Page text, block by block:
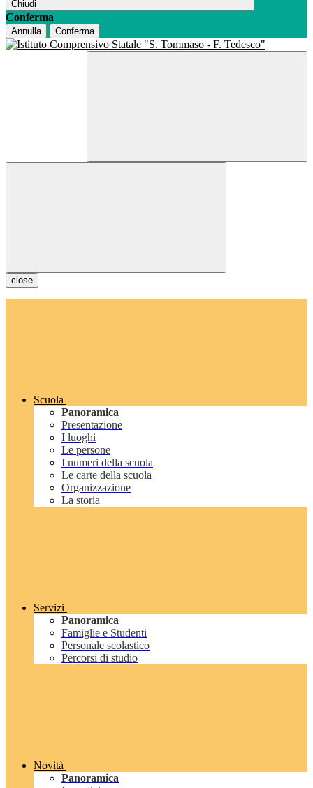
Chiudi
Conferma
Annulla Conferma
close
Scuola
Panoramica
Presentazione
I luoghi
Le persone
I numeri della scuola
Le carte della scuola
Organizzazione
La storia
Servizi
Panoramica
Famiglie e Studenti
Personale scolastico
Percorsi di studio
Novità
Panoramica